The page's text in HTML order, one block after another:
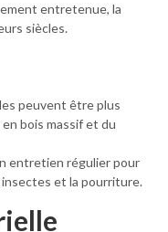
entretenue, la
siècles.
peuvent être plus
bois massif et du
entretien régulier pour
et la pourriture.